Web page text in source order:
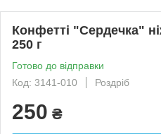
Конфетті "Сердечка"
250 г
Готово до відправки
Код: 3141-010
Роздріб
250 ₴